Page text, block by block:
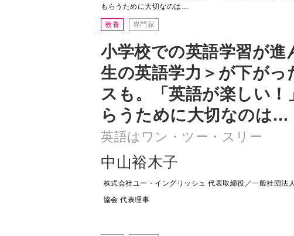
もらうために大切なのは…
教養 専門家
小学校での英語学習が進
生の英語学力＞が下がっ
スも。「英語が楽しい！
らうために大切なのは…
英語はワン・ツー・スリー
中山裕木子
株式会社ユー・イングリッシュ 代表取締役／一般社団法
協会 代表理事